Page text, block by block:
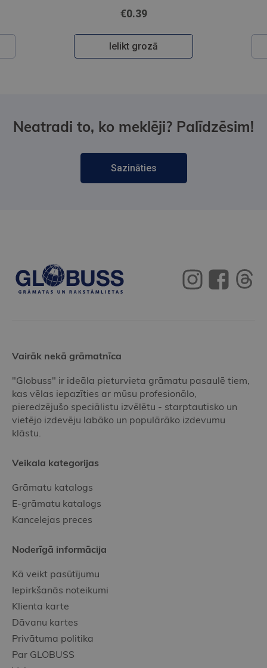
€0.39
Ielikt grozā
Neatradi to, ko meklēji? Palīdzēsim!
Sazināties
Vairāk nekā grāmatnīca
"Globuss" ir ideāla pieturvieta grāmatu pasaulē tiem,
kas vēlas iepazīties ar mūsu profesionālo,
pieredzējušo speciālistu izvēlētu - starptautisko un
vietējo izdevēju labāko un populārāko izdevumu
klāstu.
Veikala kategorijas
Grāmatu katalogs
E-grāmatu katalogs
Kancelejas preces
Noderīgā informācija
Kā veikt pasūtījumu
Iepirkšanās noteikumi
Klienta karte
Dāvanu kartes
Privātuma politika
Par GLOBUSS